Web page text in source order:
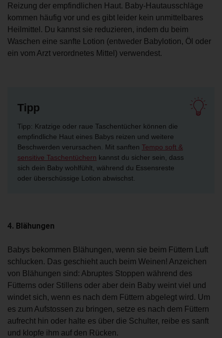
Reizung der empfindlichen Haut. Baby-Hautausschläge
kommen häufig vor und es gibt leider kein unmittelbares
Heilmittel. Du kannst sie reduzieren, indem du beim
Waschen eine sanfte Lotion (entweder Babylotion, Öl oder
ein vom Arzt verordnetes Mittel) verwendest.
Tipp
Tipp: Kratzige oder raue Taschentücher können die
empfindliche Haut eines Babys reizen und weitere
Beschwerden verursachen. Mit sanften Tempo soft &
sensitive Taschentüchern kannst du sicher sein, dass
sich dein Baby wohlfühlt, während du Essensreste
oder überschüssige Lotion abwischst.
4. Blähungen
Babys bekommen Blähungen, wenn sie beim Füttern Luft
schlucken. Das geschieht auch beim Weinen! Anzeichen
von Blähungen sind: Abruptes Stoppen während des
Fütterns oder Stillens oder aber dein Baby weint viel und
windet sich, wenn es nach dem Füttern abgelegt wird. Um
es zum Aufstossen zu bringen, setze es nach dem Füttern
aufrecht hin oder halte es über die Schulter, reibe es sanft
und klopfe ihm auf den Rücken.